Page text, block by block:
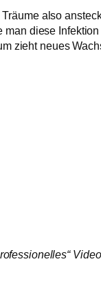
also
man diese
zieht neues